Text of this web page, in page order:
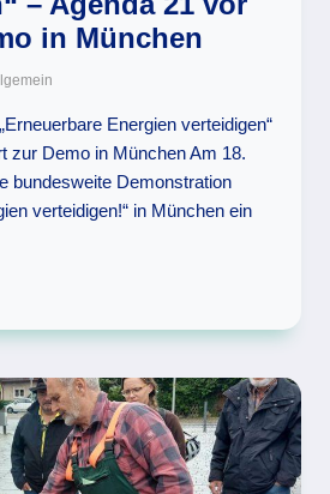
in München
Energien verteidigen“
zur Demo in München Am 18.
bundesweite Demonstration
verteidigen!“ in München ein